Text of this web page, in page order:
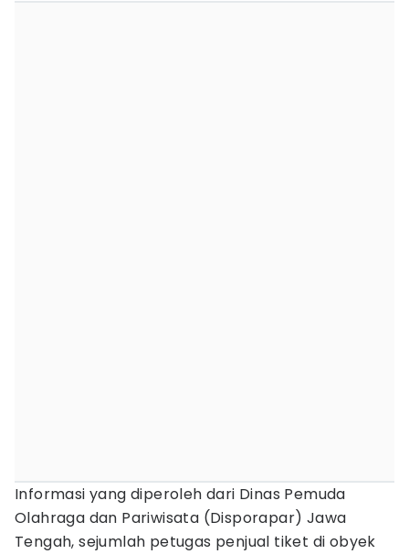
Informasi yang diperoleh dari Dinas Pemuda
Olahraga dan Pariwisata (Disporapar) Jawa
Tengah, sejumlah petugas penjual tiket di obyek